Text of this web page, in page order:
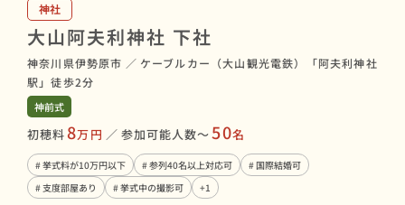
神社
大山阿夫利神社 下社
神奈川県伊勢原市 ／ ケーブルカー（大山観光電鉄）「阿夫利神社
駅」徒歩2分
神前式
初穂料8万円 ／ 参加可能人数〜50名
# 挙式料が10万円以下 # 参列40名以上対応可
# 国際結婚可
# 支度部屋あり
# 挙式中の撮影可 +1